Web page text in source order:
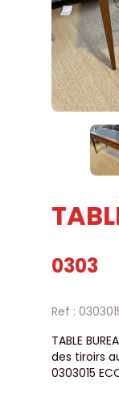
0303
Ref :
TABLE
des tiroirs
0303015